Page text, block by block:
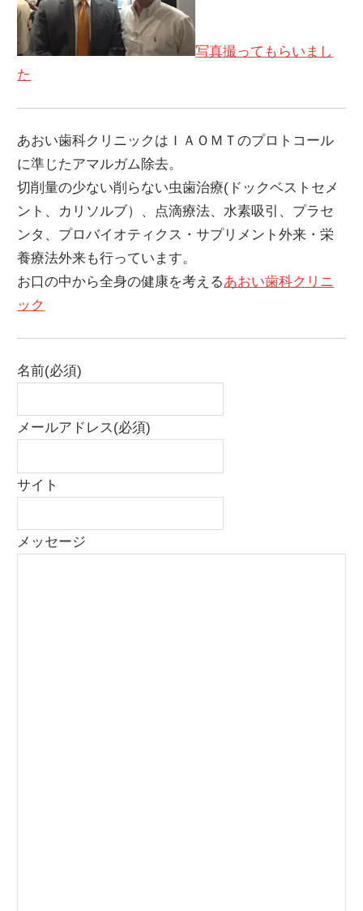
写真撮ってもらいまし
た
あおい歯科クリニックはＩＡＯＭＴのプロトコール
に準じたアマルガム除去。
切削量の少ない削らない虫歯治療(ドックベストセメ
ント、カリソルブ）、点滴療法、水素吸引、プラセ
ンタ、プロバイオティクス・サプリメント外来・栄
養療法外来も行っています。
お口の中から全身の健康を考えるあおい歯科クリニ
ック
名前(必須)
メールアドレス(必須)
サイト
メッセージ